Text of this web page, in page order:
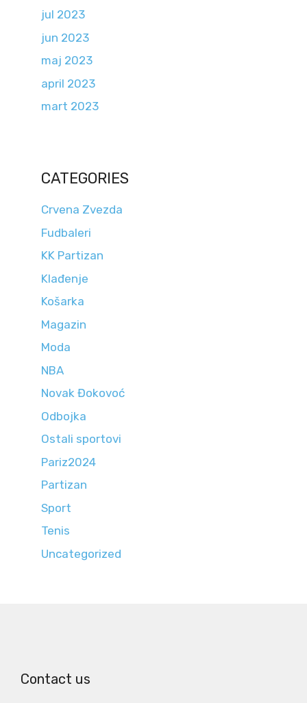
jul 2023
jun 2023
maj 2023
april 2023
mart 2023
CATEGORIES
Crvena Zvezda
Fudbaleri
KK Partizan
Klađenje
Košarka
Magazin
Moda
NBA
Novak Đokovoć
Odbojka
Ostali sportovi
Pariz2024
Partizan
Sport
Tenis
Uncategorized
Contact us